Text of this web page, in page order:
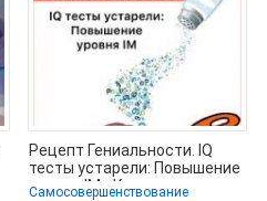
Рецепт Гениальности. IQ
тесты устарели: Повышение
уровня IM - Коржавин
Самосовершенствование